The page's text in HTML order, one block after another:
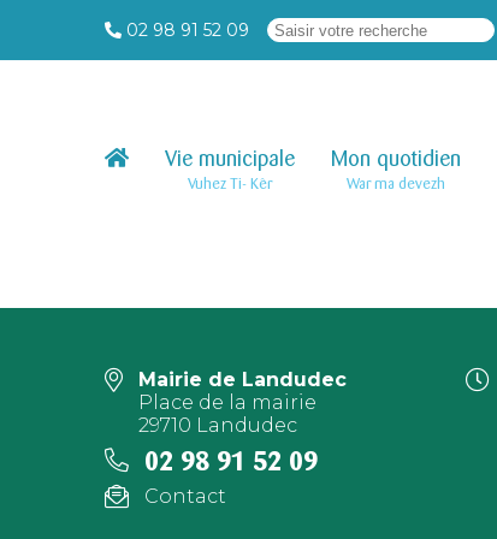
02 98 91 52 09
Vie municipale
Vuhez Ti- Kêr
Mon quotidien
War ma devezh
Mairie de Landudec
Place de la mairie
29710 Landudec
02 98 91 52 09
Contact